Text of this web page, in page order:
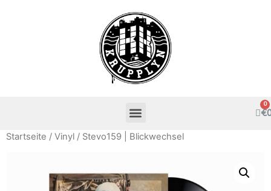
€
Startseite / Vinyl / Stevo159 | Blickwechsel